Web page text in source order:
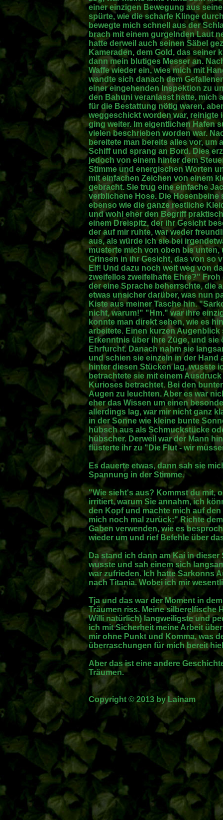
einer einzigen Bewegung aus
spürte, wie die scharfe Klinge
bewegte mich schnell aus der
brach mit einem gurgelnden Laut
hatte derweil auch seinen Säbel
Kameraden, dem Gold, das seiner
dann mein blutiges Messer an.
Waffe wieder ein, wies mich mit
wandte sich danach dem
einer eingehenden Inspektion zu
den Bahuni veranlasst hatte, mich
für die Bestattung nötig waren,
weggeschickt worden war, reinigte
ging weiter. Im eigentlichen Hafen
vielen beschrieben worden war.
bereitete man bereits alles vor, um
Schiff und sprang an Bord. Dies
jedoch von einem hinter dem
Stimme und energischen Worten
mit einfachen Zeichen von einem
gebracht. Sie trug eine einfache
verblichene Hose. Die
ebenso wie die ganze restliche
und wohl eher den Begriff
einem Dreispitz, der ihr Gesicht
der auf mir ruhte, war weder
aus, als würde ich sie bei
musterte mich von oben bis
Grinsen in ihr Gesicht, das von so
Elf! Und dazu noch weit weg von
zweifellos zweifelhafte Ehre?"
der eine Sprache beherrschte, die
etwas unsicher darüber, was nun
Kiste aus meiner Tasche hin.
nicht, warum!" "Hm." war ihre
konnte man direkt sehen, wie es
arbeitete. Einen kurzen
Erkenntnis über ihre Züge, und
Ehrfurcht. Danach nahm sie
und schien sie einzeln in der Hand
hinter diesen Stücken lag, wusste
betrachtete sie mit einem
Kurioses betrachtet. Bei den
Augen zu leuchten. Aber es war
eher das Wissen um einen
allerdings lag, war mir nicht ganz
in der Sonne wie kleine bunte
hübsch aus als Schmuckstücke
hübscher. Derweil war der Mann
flüsterte ihr zu "Die Flut - wir
Es dauerte etwas, dann sah sie
Spannung in der Stimme.
"Wie sieht's aus? Kommst du mit,
irritiert, warum Sie annahm, ich
den Kopf und machte mich auf
mich noch mal zurück:" Richte
Gaben verwenden, wie es
wieder um und rief Befehle über
Da stand ich dann am Kai in
wusste und sah einem sich
war zufrieden. Ich hatte Sarkonns
nach Titania. Wobei ich mir
Tja und das war der Moment in
Träumen riss. Meine silberelfische
Willi natürlich) langweiligste und
ich mit Sicherheit meine Arbeit
mir ohne Punkt und Komma, was
überraschungen für mich bereit
Aber das ist eine andere
Träumen.
Copyright © 2013 by Lainam